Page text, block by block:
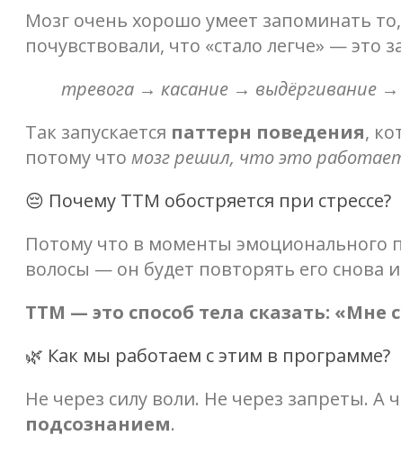
Мозг очень хорошо умеет запоминать
почувствовали, что «стало легче» — это
тревога → касание → выдёргивание →
Так запускается паттерн поведения,
потому что мозг решил, что это
😔 Почему ТТМ обостряется при стрессе?
Потому что в моменты эмоционального
волосы — он будет повторять его снова
ТТМ — это способ тела сказать:
🌿 Как мы работаем с этим в программе?
Не через силу воли. Не через запреты. А
подсознанием.